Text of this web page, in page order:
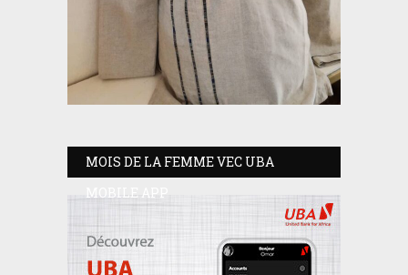
MOIS DE LA FEMME VEC UBA
MOBILE APP